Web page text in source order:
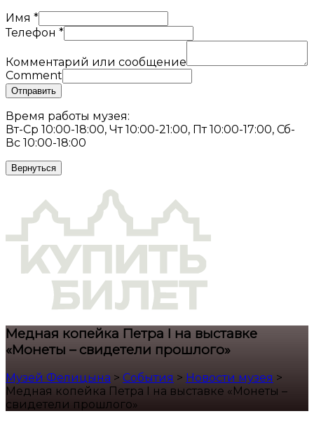
Имя *
Телефон *
Комментарий или сообщение
Comment
Отправить
Время работы музея:
Вт-Ср 10:00-18:00, Чт 10:00-21:00, Пт 10:00-17:00, Сб-
Вс 10:00-18:00
Вернуться
Медная копейка Петра I на выставке
«Монеты – свидетели прошлого»
Музей Фелицына > События > Новости музея >
Медная копейка Петра I на выставке «Монеты –
свидетели прошлого»